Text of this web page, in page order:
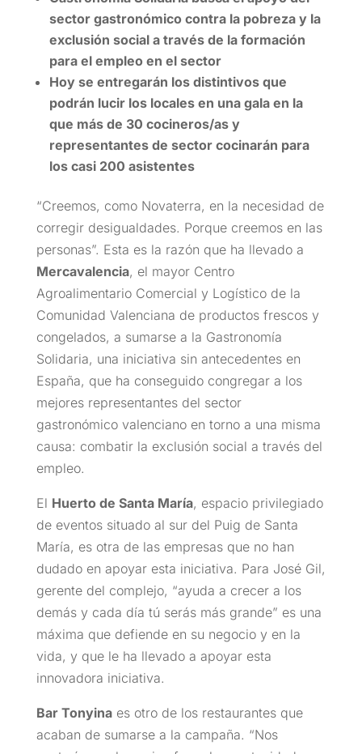
sector gastronómico contra la pobreza y la
exclusión social a través de la formación
para el empleo en el sector
Hoy se entregarán los distintivos que
podrán lucir los locales en una gala en la
que más de 30 cocineros/as y
representantes de sector cocinarán para
los casi 200 asistentes
“Creemos, como Novaterra, en la necesidad de
corregir desigualdades. Porque creemos en las
personas”. Esta es la razón que ha llevado a
Mercavalencia, el mayor Centro
Agroalimentario Comercial y Logístico de la
Comunidad Valenciana de productos frescos y
congelados, a sumarse a la Gastronomía
Solidaria, una iniciativa sin antecedentes en
España, que ha conseguido congregar a los
mejores representantes del sector
gastronómico valenciano en torno a una misma
causa: combatir la exclusión social a través del
empleo.
El Huerto de Santa María, espacio privilegiado
de eventos situado al sur del Puig de Santa
María, es otra de las empresas que no han
dudado en apoyar esta iniciativa. Para José Gil,
gerente del complejo, “ayuda a crecer a los
demás y cada día tú serás más grande” es una
máxima que defiende en su negocio y en la
vida, y que le ha llevado a apoyar esta
innovadora iniciativa.
Bar Tonyinaes otro de los restaurantes que
acaban de sumarse a la campaña. “Nos